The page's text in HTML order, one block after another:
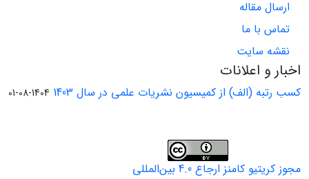
ارسال مقاله
تماس با ما
نقشه سایت
اخبار و اعلانات
کسب رتبه (الف) از کمیسیون نشریات علمی در سال 1403 1404-08-01
مجوز کریتیو کامنز ارجاع 4.0 بین‌المللی